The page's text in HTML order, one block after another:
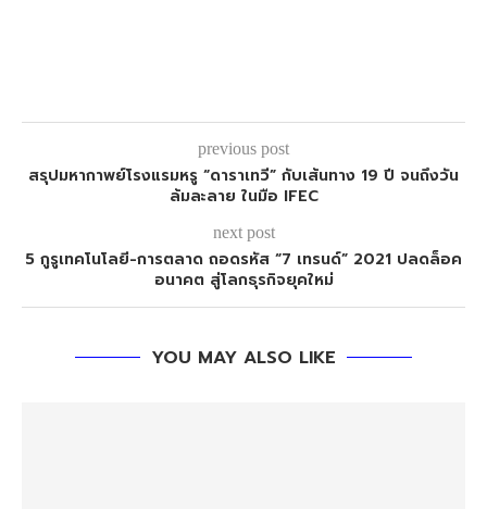
previous post
สรุปมหากาพย์โรงแรมหรู “ดาราเทวี” กับเส้นทาง 19 ปี จนถึงวัน
ล้มละลาย ในมือ IFEC
next post
5 กูรูเทคโนโลยี-การตลาด ถอดรหัส “7 เทรนด์” 2021 ปลดล็อค
อนาคต สู่โลกธุรกิจยุคใหม่
YOU MAY ALSO LIKE